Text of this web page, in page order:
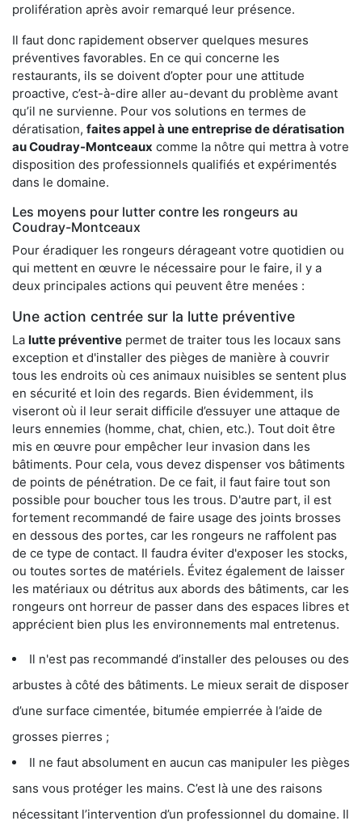
prolifération après avoir remarqué leur présence.
Il faut donc rapidement observer quelques mesures
préventives favorables. En ce qui concerne les
restaurants, ils se doivent d’opter pour une attitude
proactive, c’est-à-dire aller au-devant du problème avant
qu’il ne survienne. Pour vos solutions en termes de
dératisation, faites appel à une entreprise de dératisation
au Coudray-Montceaux comme la nôtre qui mettra à votre
disposition des professionnels qualifiés et expérimentés
dans le domaine.
Les moyens pour lutter contre les rongeurs au
Coudray-Montceaux
Pour éradiquer les rongeurs dérageant votre quotidien ou
qui mettent en œuvre le nécessaire pour le faire, il y a
deux principales actions qui peuvent être menées :
Une action centrée sur la lutte préventive
La lutte préventive permet de traiter tous les locaux sans
exception et d'installer des pièges de manière à couvrir
tous les endroits où ces animaux nuisibles se sentent plus
en sécurité et loin des regards. Bien évidemment, ils
viseront où il leur serait difficile d’essuyer une attaque de
leurs ennemies (homme, chat, chien, etc.). Tout doit être
mis en œuvre pour empêcher leur invasion dans les
bâtiments. Pour cela, vous devez dispenser vos bâtiments
de points de pénétration. De ce fait, il faut faire tout son
possible pour boucher tous les trous. D'autre part, il est
fortement recommandé de faire usage des joints brosses
en dessous des portes, car les rongeurs ne raffolent pas
de ce type de contact. Il faudra éviter d'exposer les stocks,
ou toutes sortes de matériels. Évitez également de laisser
les matériaux ou détritus aux abords des bâtiments, car les
rongeurs ont horreur de passer dans des espaces libres et
apprécient bien plus les environnements mal entretenus.
Il n'est pas recommandé d’installer des pelouses ou des
arbustes à côté des bâtiments. Le mieux serait de disposer
d’une surface cimentée, bitumée empierrée à l’aide de
grosses pierres ;
Il ne faut absolument en aucun cas manipuler les pièges
sans vous protéger les mains. C’est là une des raisons
nécessitant l’intervention d’un professionnel du domaine. Il